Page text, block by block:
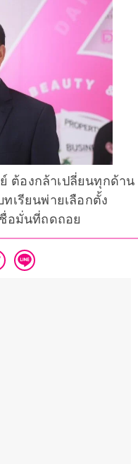
ต้องกล้าเปลี่ยนทุกด้าน
เรียนพ่ายเลือกตั้ง
อมั่นที่ถดถอย